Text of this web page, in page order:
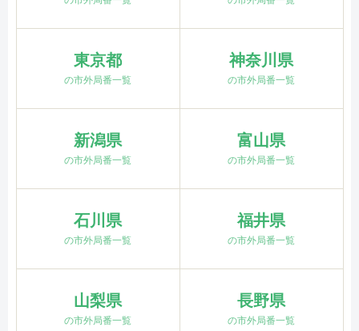
東京都
の市外局番一覧
神奈川県
の市外局番一覧
新潟県
の市外局番一覧
富山県
の市外局番一覧
石川県
の市外局番一覧
福井県
の市外局番一覧
山梨県
の市外局番一覧
長野県
の市外局番一覧